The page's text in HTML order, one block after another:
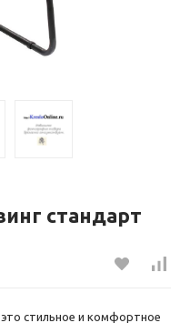
стандарт
стильное и комфортное